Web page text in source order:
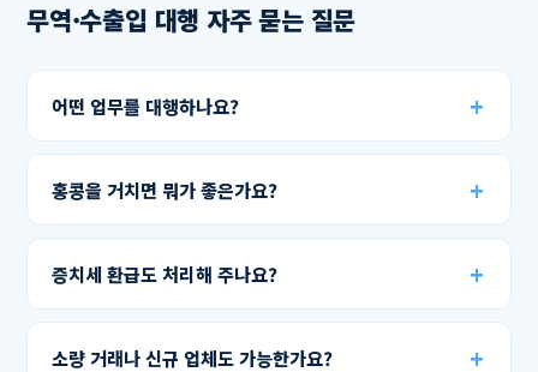
무역·수출입 대행 자주 묻는 질문
어떤 업무를 대행하나요?
홍콩을 거치면 뭐가 좋은가요?
증치세 환급도 처리해 주나요?
소량 거래나 신규 업체도 가능한가요?